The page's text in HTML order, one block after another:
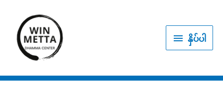
content
နှိပ် နှိပ်ပါ